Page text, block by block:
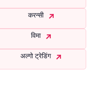
करन्सी
विमा
अल्गो ट्रेडिंग